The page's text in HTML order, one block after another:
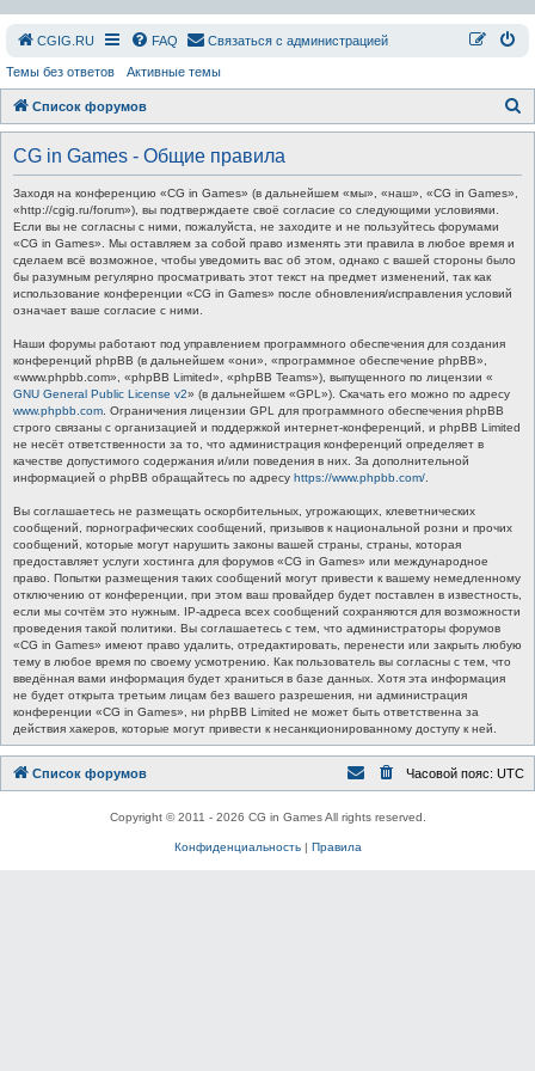
СGIG.RU FAQ Связаться с администрацией
Темы без ответов Активные темы
Список форумов
о
CG in Games - Общие правила
Заходя на конференцию «CG in Games» (в дальнейшем «мы», «наш», «CG in Games»,
«http://cgig.ru/forum»), вы подтверждаете своё согласие со следующими условиями.
Если вы не согласны с ними, пожалуйста, не заходите и не пользуйтесь форумами
«CG in Games». Мы оставляем за собой право изменять эти правила в любое время и
сделаем всё возможное, чтобы уведомить вас об этом, однако с вашей стороны было
бы разумным регулярно просматривать этот текст на предмет изменений, так как
использование конференции «CG in Games» после обновления/исправления условий
означает ваше согласие с ними.
Наши форумы работают под управлением программного обеспечения для создания
конференций phpBB (в дальнейшем «они», «программное обеспечение phpBB»,
«www.phpbb.com», «phpBB Limited», «phpBB Teams»), выпущенного по лицензии «
GNU General Public License v2» (в дальнейшем «GPL»). Скачать его можно по адресу
www.phpbb.com . Ограничения лицензии GPL для программного обеспечения phpBB
строго связаны с организацией и поддержкой интернет-конференций, и phpBB Limited
не несёт ответственности за то, что администрация конференций определяет в
качестве допустимого содержания и/или поведения в них. За дополнительной
информацией о phpBB обращайтесь по адресу https://www.phpbb.com/
Вы соглашаетесь не размещать оскорбительных, угрожающих, клеветнических
сообщений, порнографических сообщений, призывов к национальной розни и прочих
сообщений, которые могут нарушить законы вашей страны, страны, которая
предоставляет услуги хостинга для форумов «CG in Games» или международное
право. Попытки размещения таких сообщений могут привести к вашему немедленному
отключению от конференции, при этом ваш провайдер будет поставлен в известность,
если мы сочтём это нужным. IP-адреса всех сообщений сохраняются для возможности
проведения такой политики. Вы соглашаетесь с тем, что администраторы форумов
«CG in Games» имеют право удалить, отредактировать, перенести или закрыть любую
тему в любое время по своему усмотрению. Как пользователь вы согласны с тем, что
введённая вами информация будет храниться в базе данных. Хотя эта информация
не будет открыта третьим лицам без вашего разрешения, ни администрация
конференции «CG in Games», ни phpBB Limited не может быть ответственна за
действия хакеров, которые могут привести к несанкционированному доступу к ней.
Список форумов Часовой пояс: UTC
Copyright © 2011 - 2026 CG in Games All rights reserved.
Конфиденциальность| Правила